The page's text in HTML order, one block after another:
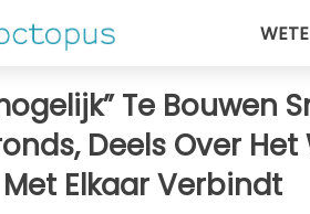
Te Bouwen
Deels Over
Elkaar Verbindt